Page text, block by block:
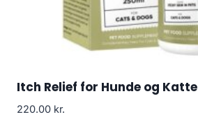
Itch Relief for Hunde og Katte
220.00 kr.